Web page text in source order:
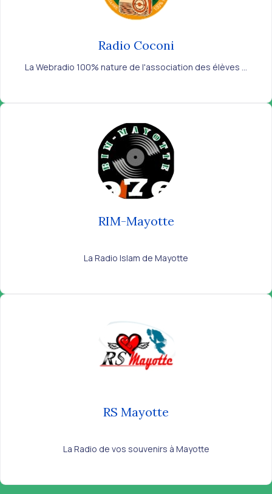
Radio Coconi
La Webradio 100% nature de l'association des élèves ...
RIM-Mayotte
La Radio Islam de Mayotte
RS Mayotte
La Radio de vos souvenirs à Mayotte